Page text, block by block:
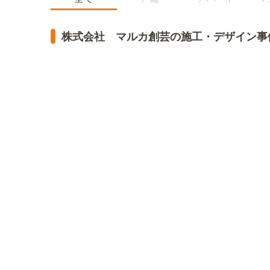
株式会社 マルカ創芸の施工・デザイン